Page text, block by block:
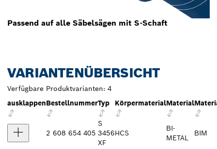
Passend auf alle Säbelsägen mit S-Schaft
VARIANTENÜBERSICHT
Verfügbare Produktvarianten: 4
ausklappenBestellnummerTyp KörpermaterialMaterial
2 608 654 405
S
3456
XF
HCS
BI-
METAL
BIM